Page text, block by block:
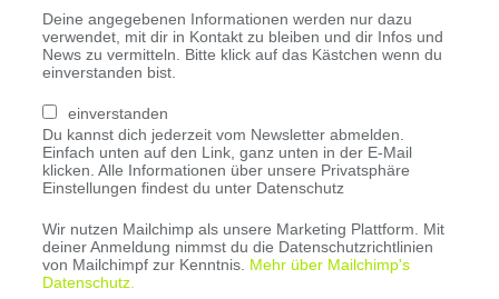
Deine angegebenen Informationen werden nur dazu
verwendet, mit dir in Kontakt zu bleiben und dir Infos und
News zu vermitteln. Bitte klick auf das Kästchen wenn du
einverstanden bist.
einverstanden
Du kannst dich jederzeit vom Newsletter abmelden.
Einfach unten auf den Link, ganz unten in der E-Mail
klicken. Alle Informationen über unsere Privatsphäre
Einstellungen findest du unter Datenschutz
Wir nutzen Mailchimp als unsere Marketing Plattform. Mit
deiner Anmeldung nimmst du die Datenschutzrichtlinien
von Mailchimpf zur Kenntnis. Mehr über Mailchimp's
Datenschutz.